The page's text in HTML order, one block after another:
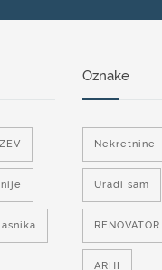
Oznake
Nekretnine
Uradi sam
RENOVATOR
ARHI